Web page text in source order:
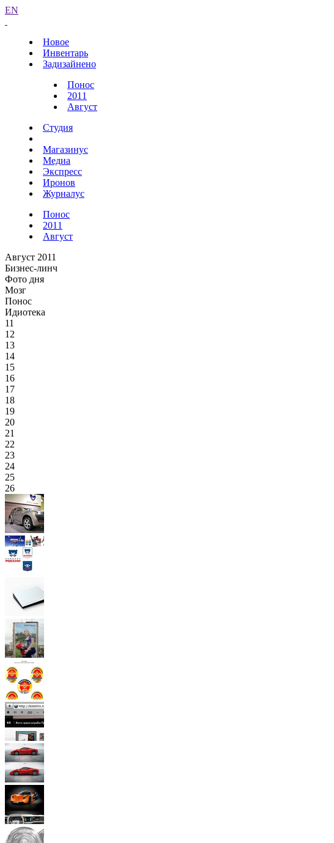
EN
Новое
Инвентарь
Задизайнено
Понос
2011
Август
Студия
Магазинус
Медиа
Экспресс
Иронов
Журналус
Понос
2011
Август
Август 2011
Бизнес-линч
Фото дня
Мозг
Понос
Идиотека
11
12
13
14
15
16
17
18
19
20
21
22
23
24
25
26